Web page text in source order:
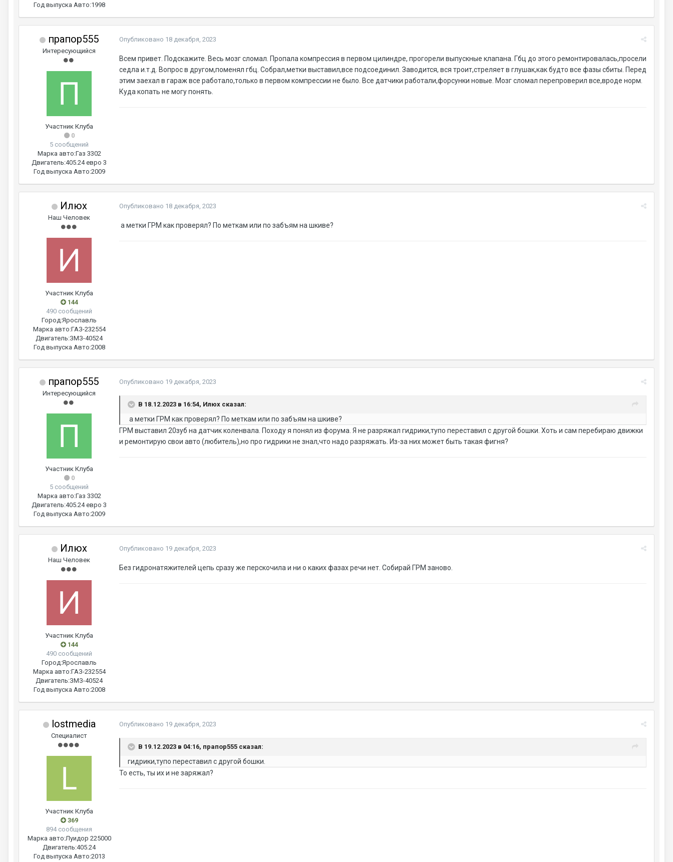
Год выпуска Авто:1998
прапор555
Интересующийся
Участник Клуба
0
5 сообщений
Марка авто:Газ 3302
Двигатель:405.24 евро 3
Год выпуска Авто:2009
Опубликовано 18 декабря, 2023
Всем привет. Подскажите. Весь мозг сломал. Пропала компрессия в первом цилиндре, прогорели выпускные клапана. Гбц до этого ремонтировалась,просели
седла и.т.д. Вопрос в другом,поменял гбц. Собрал,метки выставил,все подсоединил. Заводится, вся троит,стреляет в глушак,как будто все фазы сбиты. Перед
этим заехал в гараж все работало,только в первом компрессии не было. Все датчики работали,форсунки новые. Мозг сломал перепроверил все,вроде норм.
Куда копать не могу понять.
Илюх
Наш Человек
Участник Клуба
144
490 сообщений
Город:Ярославль
Марка авто:ГАЗ-232554
Двигатель:ЗМЗ-40524
Год выпуска Авто:2008
Опубликовано 18 декабря, 2023
а метки ГРМ как проверял? По меткам или по забъям на шкиве?
прапор555
Интересующийся
Участник Клуба
0
5 сообщений
Марка авто:Газ 3302
Двигатель:405.24 евро 3
Год выпуска Авто:2009
Опубликовано 19 декабря, 2023
В 18.12.2023 в 16:54, Илюх сказал:
а метки ГРМ как проверял? По меткам или по забъям на шкиве?
ГРМ выставил 20зуб на датчик коленвала. Походу я понял из форума. Я не разряжал гидрики,тупо переставил с другой бошки. Хоть и сам перебираю движки
и ремонтирую свои авто (любитель),но про гидрики не знал,что надо разряжать. Из-за них может быть такая фигня?
Илюх
Наш Человек
Участник Клуба
144
490 сообщений
Город:Ярославль
Марка авто:ГАЗ-232554
Двигатель:ЗМЗ-40524
Год выпуска Авто:2008
Опубликовано 19 декабря, 2023
Без гидронатяжителей цепь сразу же перскочила и ни о каких фазах речи нет. Собирай ГРМ заново.
lostmedia
Специалист
Участник Клуба
369
894 сообщения
Марка авто:Луидор 225000
Двигатель:405.24
Год выпуска Авто:2013
Опубликовано 19 декабря, 2023
В 19.12.2023 в 04:16, прапор555 сказал:
гидрики,тупо переставил с другой бошки.
То есть, ты их и не заряжал?